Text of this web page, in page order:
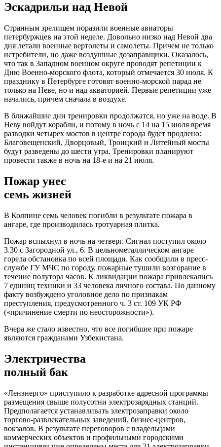
Эскадрильи над Невой
Странным зрелищем поразили военные авиаторы
петербуржцев на этой неделе. Довольно низко над Невой два
дня летали военные вертолеты и самолеты. Причем не только
истребители, но даже воздушные дозаправщики. Оказалось,
что так в Западном военном округе проводят репетиции к
Дню Военно-морского флота, который отмечается 30 июля. К
празднику в Петербурге готовят военно-морской парад не
только на Неве, но и над акваторией. Первые репетиции уже
начались, причем сначала в воздухе.
В ближайшие дни тренировки продолжатся, но уже на воде. В
Неву войдут корабли, и потому в ночь с 14 на 15 июля время
разводки четырех мостов в центре города будет продлено:
Благовещенский, Дворцовый, Троицкий и Литейный мосты
будут разведены до шести утра. Тренировки планируют
провести также в ночь на 18-е и на 21 июля.
Пожар унес
семь жизней
В Колпине семь человек погибли в результате пожара в
ангаре, где производилась тротуарная плитка.
Пожар вспыхнул в ночь на четверг. Сигнал поступил около
3.30 с Загородной ул., 6. В цельнометаллическом ангаре
горела обстановка по всей площади. Как сообщили в пресс-
службе ГУ МЧС по городу, пожарные тушили возгорание в
течение полутора часов. К ликвидации пожара привлекались
7 единиц техники и 33 человека личного состава. По данному
факту возбуждено уголовное дело по признакам
преступления, предусмотренного ч. 3 ст. 109 УК РФ
(«причинение смерти по неосторожности»).
Вчера же стало известно, что все погибшие при пожаре
являются гражданами Узбекистана.
Электричества
полный бак
«Ленэнерго» приступило к разработке адресной программы
размещения свыше полусотни электрозарядных станций.
Предполагается устанавливать электрозаправки около
торгово-развлекательных заведений, бизнес-центров,
вокзалов. В результате переговоров с владельцами
коммерческих объектов и профильными городскими